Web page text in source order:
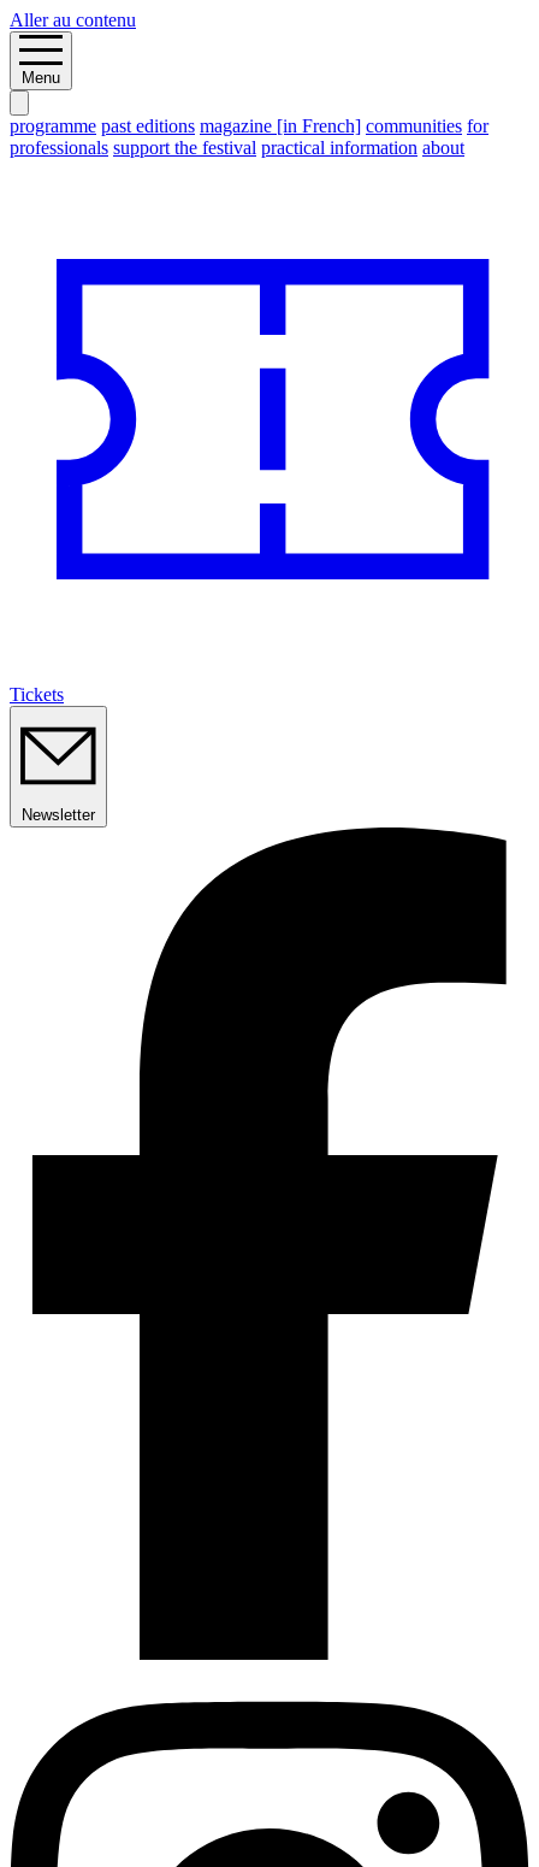
Aller au contenu
Menu
programme past editions magazine [in French] communities for
professionals support the festival practical information about
Tickets
Newsletter